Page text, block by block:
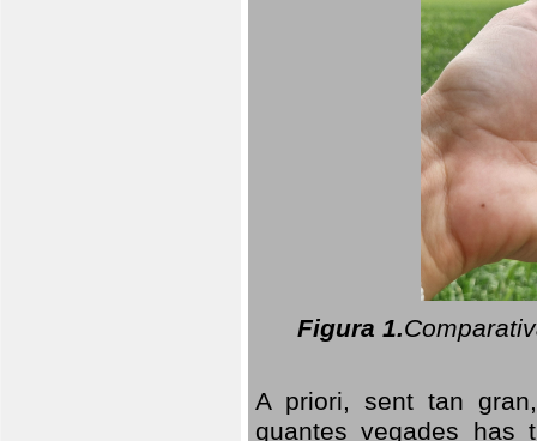
Figura 1.
A priori, sent tan
quantes vegades has